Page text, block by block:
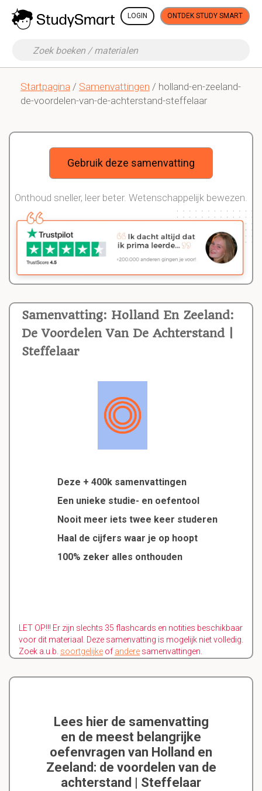
LOGIN ONTDEK STUDY SMART
Startpagina / Samenvattingen / holland-en-zeeland-
de-voordelen-van-de-achterstand-steffelaar
Samenvatting: Holland En Zeeland:
De Voordelen Van De Achterstand |
Steffelaar
Deze + 400k samenvattingen
Een unieke studie- en oefentool
Nooit meer iets twee keer studeren
Haal de cijfers waar je op hoopt
100% zeker alles onthouden
LET OP!!! Er zijn slechts 35 flashcards en notities beschikbaar
voor dit materiaal. Deze samenvatting is mogelijk niet volledig.
Zoek a.u.b. soortgelijke of andere samenvattingen.
Gebruik deze samenvatting
Onthoud sneller, leer beter. Wetenschappelijk bewezen.
Lees hier de samenvatting
en de meest belangrijke
oefenvragen van Holland en
Zeeland: de voordelen van de
achterstand | Steffelaar